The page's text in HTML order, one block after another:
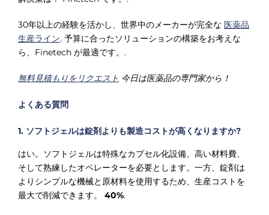
30年以上の経験を活かし、世界中のメーカーが完全な 医薬品
生産ライン. 予算に合ったソリューションの構築をお考えな
ら、Finetech が最適です。.
無料見積もりをリクエスト 今日は医薬品の専門家から！
よくある質問
1. ソフトジェルは錠剤よりも製造コストが高くなりますか?
はい。ソフトジェルは特殊なカプセル化設備、高い材料費、
そして熟練したオペレーターを必要とします。一方、錠剤は
よりシンプルな機械と原材料を使用するため、生産コストを
最大で削減できます。 40%.